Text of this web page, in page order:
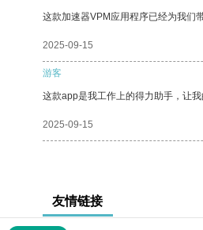
这款加速器VPM应用程序已经为我们
2025-09-15
游客
这款app是我工作上的得力助手，让
2025-09-15
友情链接